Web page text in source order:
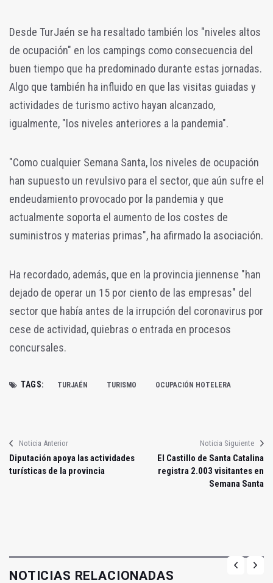
Desde TurJaén se ha resaltado también los "niveles altos
de ocupación" en los campings como consecuencia del
buen tiempo que ha predominado durante estas jornadas.
Algo que también ha influido en que las visitas guiadas y
actividades de turismo activo hayan alcanzado,
igualmente, "los niveles anteriores a la pandemia".
"Como cualquier Semana Santa, los niveles de ocupación
han supuesto un revulsivo para el sector, que aún sufre el
endeudamiento provocado por la pandemia y que
actualmente soporta el aumento de los costes de
suministros y materias primas", ha afirmado la asociación.
Ha recordado, además, que en la provincia jiennense "han
dejado de operar un 15 por ciento de las empresas" del
sector que había antes de la irrupción del coronavirus por
cese de actividad, quiebras o entrada en procesos
concursales.
TAGS: TURJAÉN TURISMO OCUPACIÓN HOTELERA
Noticia Anterior
Diputación apoya las actividades
turísticas de la provincia
Noticia Siguiente
El Castillo de Santa Catalina
registra 2.003 visitantes en
Semana Santa
NOTICIAS RELACIONADAS